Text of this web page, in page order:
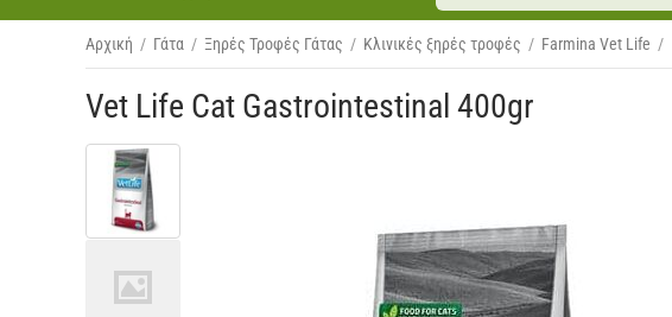
Αρχική / Γάτα / Ξηρές Τροφές Γάτας / Κλινικές ξηρές τροφές / Farmina Vet Life /
Vet Life Cat Gastrointestinal 400gr